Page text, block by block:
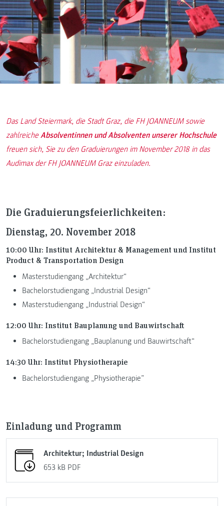
Das Land Steiermark, die Stadt Graz, die FH JOANNEUM sowie
zahlreiche Absolventinnen und Absolventen unserer Hochschule
freuen sich, Sie zu den Graduierungen im November 2018 in das
Audimax der FH JOANNEUM Graz einzuladen.
Die Graduierungsfeierlichkeiten:
Dienstag, 20. November 2018
10:00 Uhr: Institut Architektur & Management und Institut
Product & Transportation Design
Masterstudiengang „Architektur“
Bachelorstudiengang „Industrial Design“
Masterstudiengang „Industrial Design“
12:00 Uhr: Institut Bauplanung und Bauwirtschaft
Bachelorstudiengang „Bauplanung und Bauwirtschaft“
14:30 Uhr: Institut Physiotherapie
Bachelorstudiengang „Physiotherapie”
Einladung und Programm
Architektur; Industrial Design
653 kB PDF